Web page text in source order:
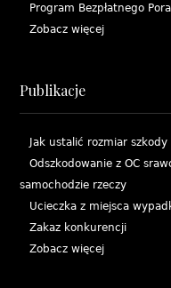
Program Bezpłatnego
Zobacz więcej
Publikacje
Jak ustalić rozmiar
Odszkodowanie z OC
samochodzie rzeczy
Ucieczka z miejsca
Zakaz konkurencji
Zobacz więcej